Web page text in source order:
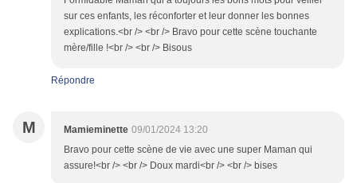
sur ces enfants, les réconforter et leur donner les bonnes
explications.<br /> <br /> Bravo pour cette scène touchante
mère/fille !<br /> <br /> Bisous
Répondre
M Mamieminette 09/01/2024 13:20
Bravo pour cette scène de vie avec une super Maman qui
assure!<br /> <br /> Doux mardi<br /> <br /> bises